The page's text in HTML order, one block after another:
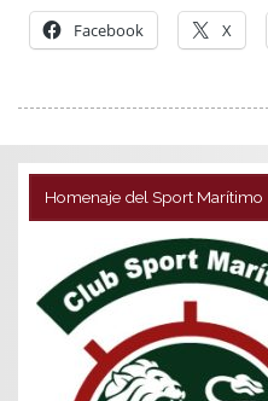
Facebook X
Homenaje del Sport Marítimo